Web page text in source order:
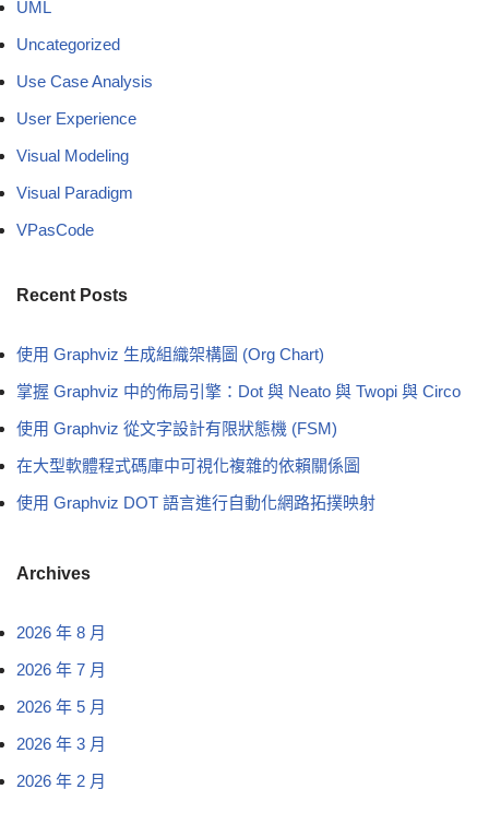
UML
Uncategorized
Use Case Analysis
User Experience
Visual Modeling
Visual Paradigm
VPasCode
Recent Posts
使用 Graphviz 生成組織架構圖 (Org Chart)
掌握 Graphviz 中的佈局引擎：Dot 與 Neato 與 Twopi 與 Circo
使用 Graphviz 從文字設計有限狀態機 (FSM)
在大型軟體程式碼庫中可視化複雜的依賴關係圖
使用 Graphviz DOT 語言進行自動化網路拓撲映射
Archives
2026 年 8 月
2026 年 7 月
2026 年 5 月
2026 年 3 月
2026 年 2 月